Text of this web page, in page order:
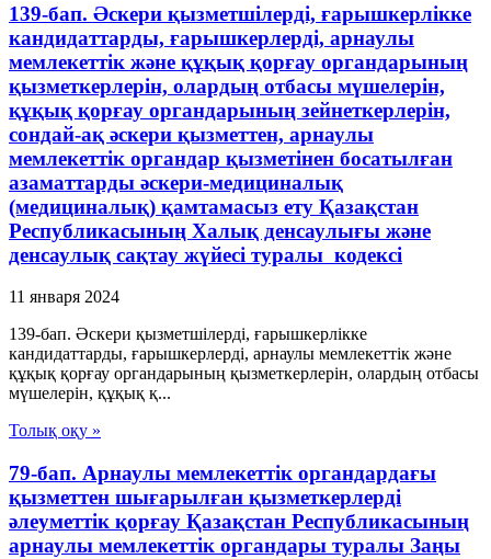
139-бап. Әскери қызметшілерді, ғарышкерлікке
кандидаттарды, ғарышкерлерді, арнаулы
мемлекеттік және құқық қорғау органдарының
қызметкерлерін, олардың отбасы мүшелерін,
құқық қорғау органдарының зейнеткерлерін,
сондай-ақ әскери қызметтен, арнаулы
мемлекеттік органдар қызметінен босатылған
азаматтарды әскери-медициналық
(медициналық) қамтамасыз ету Қазақстан
Республикасының Халық денсаулығы және
денсаулық сақтау жүйесі туралы кодексі
11 января 2024
139-бап. Әскери қызметшілерді, ғарышкерлікке
кандидаттарды, ғарышкерлерді, арнаулы мемлекеттік және
құқық қорғау органдарының қызметкерлерін, олардың отбасы
мүшелерін, құқық қ...
Толық оқу »
79-бап. Арнаулы мемлекеттік органдардағы
қызметтен шығарылған қызметкерлерді
әлеуметтік қорғау Қазақстан Республикасының
арнаулы мемлекеттік органдары туралы Заңы